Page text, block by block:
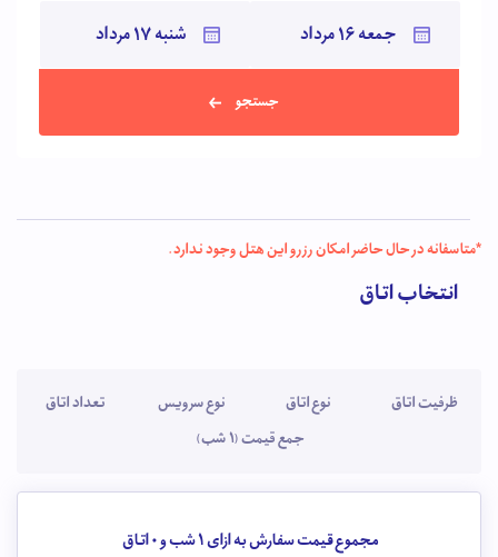
جستجو
*متاسفانه در حال حاضر امکان رزرو این هتل وجود ندارد.
انتخاب اتاق
ظرفیت اتاق نوع اتاق نوع سرویس
تعداد اتاق
جمع قیمت (1 شب)
مجموع قیمت سفارش به ازای 1 شب و 0اتاق